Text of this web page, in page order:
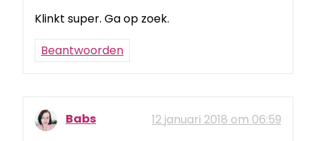
Klinkt super. Ga op zoek.
Beantwoorden
Babs
12 januari 2018 om 06:59